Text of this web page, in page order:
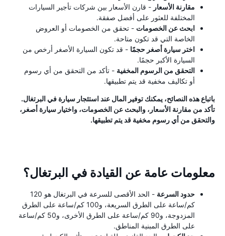
مقارنة الأسعار - قارن الأسعار بين شركات تأجير السيارات
المختلفة للعثور على أفضل صفقة.
ابحث عن الخصومات - تحقق من الخصومات أو العروض
الخاصة التي قد تكون متاحة.
اختر سيارة أصغر حجمًا - قد تكون السيارة الأصغر أرخص من
السيارة الأكبر حجمًا.
التحقق من الرسوم المخفية - تأكد من التحقق من أي رسوم
أو تكاليف مخفية قد يتم تطبيقها.
باتباع هذه النصائح، يمكنك توفير المال عند استئجار سيارة في البرتغال.
تأكد من مقارنة الأسعار، والبحث عن الخصومات، واختيار سيارة أصغر،
والتحقق من أي رسوم مخفية قد يتم تطبيقها.
معلومات عامة عن القيادة في البرتغال؟
حدود السرعة
- الحد الأقصى للسرعة في البرتغال هو 120
كم/ساعة على الطرق السريعة، و100 كم/ساعة على الطرق
المزدوجة، و90 كم/ساعة على الطرق الأخرى، و50 كم/ساعة
على الطرق المبنية المناطق.